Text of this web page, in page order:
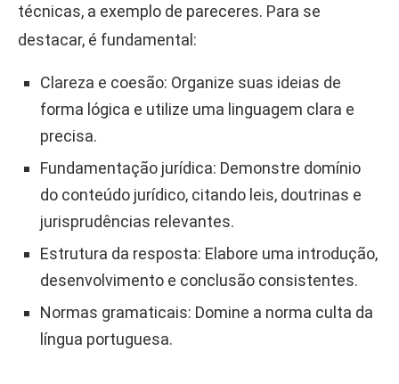
técnicas, a exemplo de pareceres. Para se
destacar, é fundamental:
Clareza e coesão: Organize suas ideias de
forma lógica e utilize uma linguagem clara e
precisa.
Fundamentação jurídica: Demonstre domínio
do conteúdo jurídico, citando leis, doutrinas e
jurisprudências relevantes.
Estrutura da resposta: Elabore uma introdução,
desenvolvimento e conclusão consistentes.
Normas gramaticais: Domine a norma culta da
língua portuguesa.